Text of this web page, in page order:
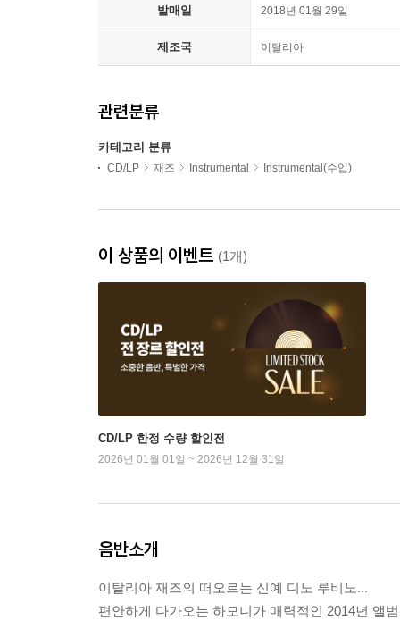
발매일 2018년 01월 29일
제조국 이탈리아
관련분류
카테고리 분류
CD/LP 재즈 Instrumental Instrumental(수입)
이 상품의 이벤트 (1개)
CD/LP 한정 수량 할인전
2026년 01월 01일 ~ 2026년 12월 31일
음반소개
이탈리아 재즈의 떠오르는 신예 디노 루비노...
편안하게 다가오는 하모니가 매력적인 2014년 앨